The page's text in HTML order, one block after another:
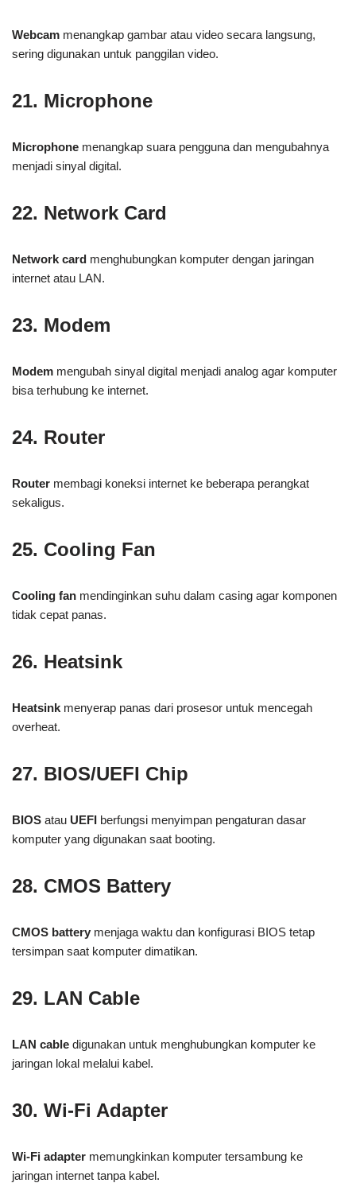
Webcam menangkap gambar atau video secara langsung,
sering digunakan untuk panggilan video.
21. Microphone
Microphone menangkap suara pengguna dan mengubahnya
menjadi sinyal digital.
22. Network Card
Network card menghubungkan komputer dengan jaringan
internet atau LAN.
23. Modem
Modem mengubah sinyal digital menjadi analog agar komputer
bisa terhubung ke internet.
24. Router
Router membagi koneksi internet ke beberapa perangkat
sekaligus.
25. Cooling Fan
Cooling fan mendinginkan suhu dalam casing agar komponen
tidak cepat panas.
26. Heatsink
Heatsink menyerap panas dari prosesor untuk mencegah
overheat.
27. BIOS/UEFI Chip
BIOS atau UEFI berfungsi menyimpan pengaturan dasar
komputer yang digunakan saat booting.
28. CMOS Battery
CMOS battery menjaga waktu dan konfigurasi BIOS tetap
tersimpan saat komputer dimatikan.
29. LAN Cable
LAN cable digunakan untuk menghubungkan komputer ke
jaringan lokal melalui kabel.
30. Wi-Fi Adapter
Wi-Fi adapter memungkinkan komputer tersambung ke
jaringan internet tanpa kabel.